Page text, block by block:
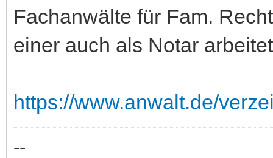
Fachanwälte für Fam.
einer auch als Notar
https://www.anwalt.de/
--